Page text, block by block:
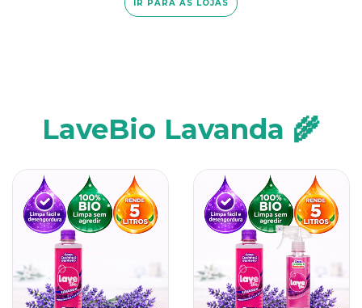
IR PARA AS LOJAS
LaveBio Lavanda 🌾